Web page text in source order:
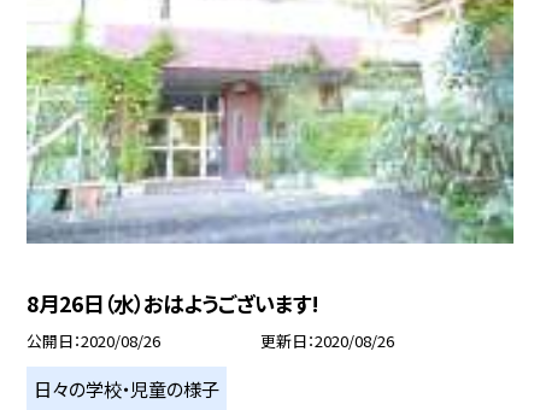
8月26日（水）おはようございます!
公開日 2020/08/26 更新日 2020/08/26
日々の学校・児童の様子